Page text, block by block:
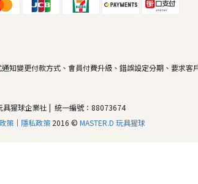
知變更付款方式、會員付費升級、錯誤設定分期、要求客
具猩球企業社 | 統一編號：88073674
策｜ 隱私政策 2016 © MASTER.D 玩具猩球